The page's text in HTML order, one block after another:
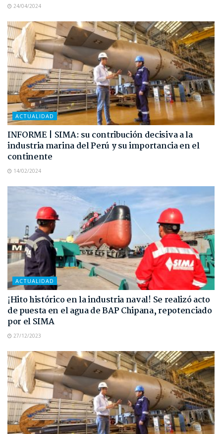
24/04/2024
ACTUALIDAD
INFORME | SIMA: su contribución decisiva a la
industria marina del Perú y su importancia en el
continente
14/02/2024
ACTUALIDAD
¡Hito histórico en la industria naval! Se realizó acto
de puesta en el agua de BAP Chipana, repotenciado
por el SIMA
27/12/2023